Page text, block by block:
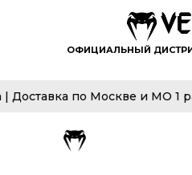
ОФИЦИАЛЬНЫЙ
по Москве и МО 1